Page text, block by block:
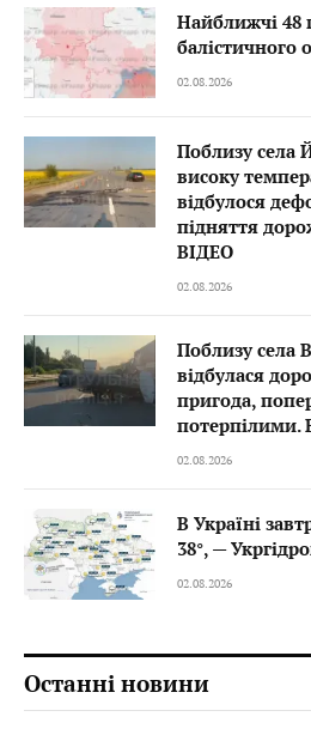
Найближчі 48
балістичного
02.08.2026
Поблизу села
високу
відбулося
підняття
ВІДЕО
02.08.2026
Поблизу села
відбулася
пригода,
потерпілими.
02.08.2026
В Україні
38°, —
02.08.2026
Останні новини